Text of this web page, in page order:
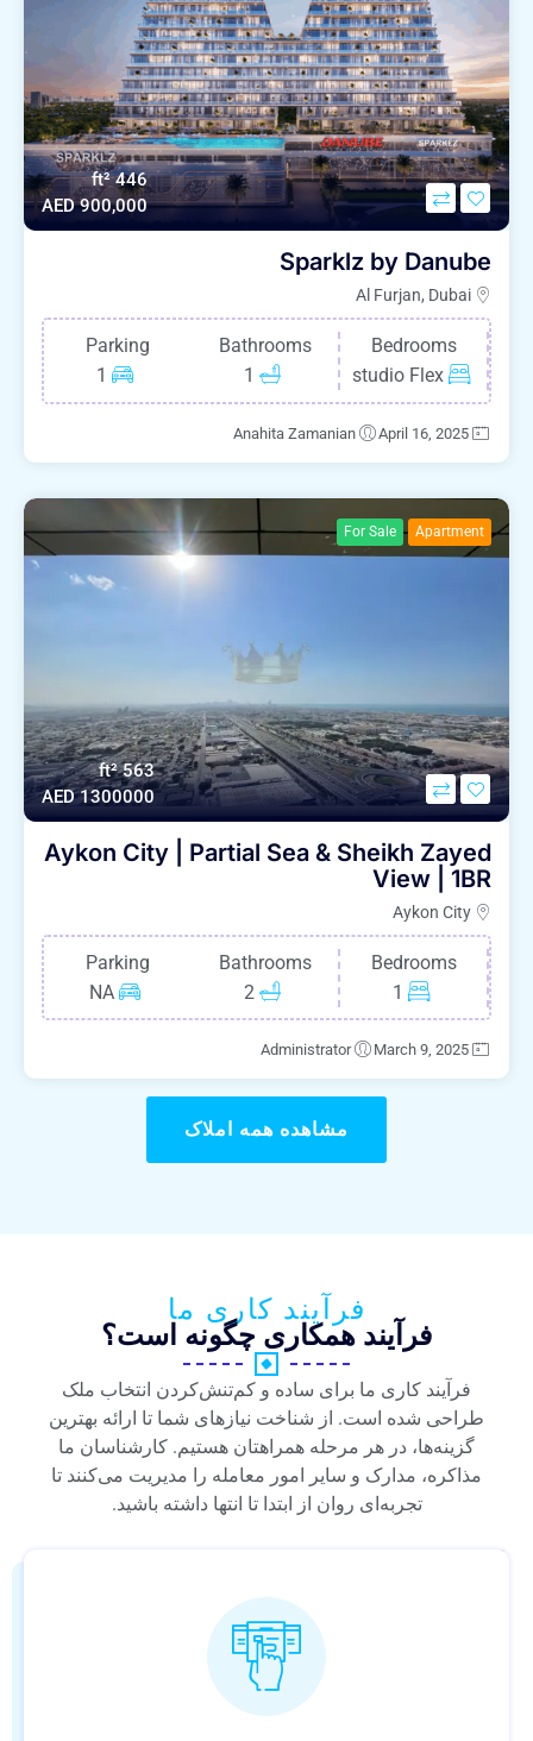
446 ft²
AED 900,000
Sparklz by Danube
Bedrooms
studio Flex
Bathrooms
1
Parking
1
Anahita Zamanian April 16, 2025
Apartment
For Sale
563 ft²
AED 1300000
Aykon City | Partial Sea & Sheikh Zayed
View | 1BR
Bedrooms
1
Bathrooms
2
Parking
NA
Administrator March 9, 2025
مشاهده همه املاک
فرآیند کاری ما
فرآیند همکاری چگونه است؟
فرآیند کاری ما برای ساده و کم‌تنش‌کردن انتخاب ملک
طراحی شده است. از شناخت نیازهای شما تا ارائه بهترین
گزینه‌ها، در هر مرحله همراهتان هستیم. کارشناسان ما
مذاکره، مدارک و سایر امور معامله را مدیریت می‌کنند تا
تجربه‌ای روان از ابتدا تا انتها داشته باشید.